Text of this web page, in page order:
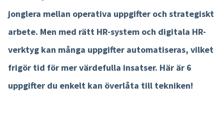
Lönekörningskontroll
Löneworkflow
Mer lönefunktioner »
Support
jonglera mellan operativa uppgifter och strategiskt
arbete. Men med rätt HR-system och digitala HR-
verktyg kan många uppgifter automatiseras, vilket
frigör tid för mer värdefulla insatser. Här är 6
uppgifter du enkelt kan överlåta till tekniken!